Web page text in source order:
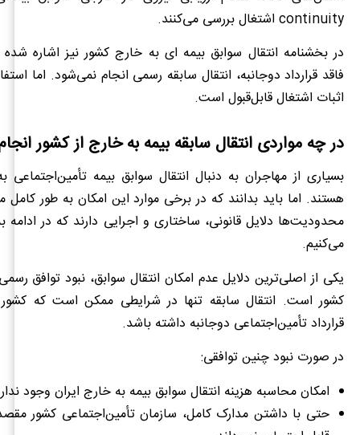
continuity اشتغال بررسی می‌کنند.
در بخشنامه انتقال سوابق بیمه ای به خارج کشور نیز اشاره
فاقد قرارداد دوجانبه، انتقال سابقه رسمی انجام نمی‌شود. اما
اثبات اشتغال قابل‌قبول است.
در چه مواردی انتقال سابقه بیمه به خارج از کشور
بسیاری از مهاجران به دنبال انتقال سوابق بیمه تأمین‌اجتماعی
هستند. اما باید بدانند که در برخی موارد این امکان به طور
محدودیت‌ها دلایل قانونی، ساختاری و اجرایی دارند که در
می‌کنیم.
یکی از اصلی‌ترین دلایل عدم امکان انتقال سوابق، نبود توافق
کشور است. انتقال سابقه تنها در شرایطی ممکن است که
قرارداد تأمین‌اجتماعی دوجانبه داشته باشد.
در صورت نبود چنین توافقی:
امکان محاسبه هزینه انتقال سوابق بیمه به خارج ایران وجود
حتی با داشتن مدارک کامل، سازمان تأمین‌اجتماعی کشور